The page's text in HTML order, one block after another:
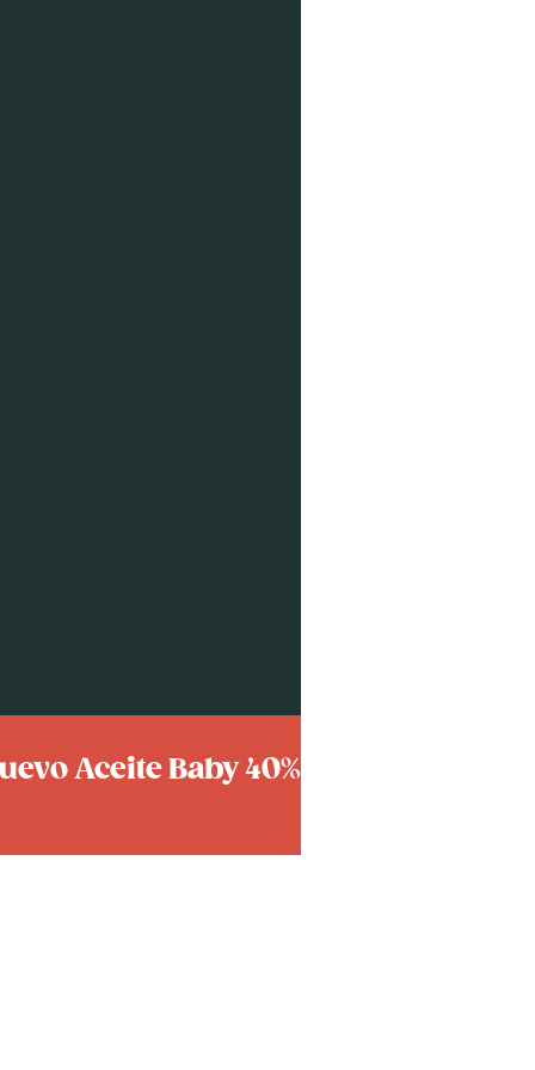
Aceite Baby 40%